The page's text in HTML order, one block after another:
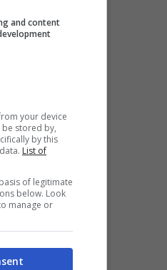
and content
your device
stored by,
by this
List of
of legitimate
below. Look
manage or